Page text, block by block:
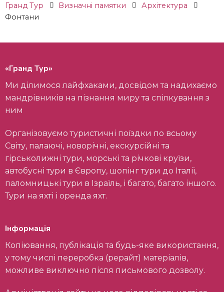
Гранд Тур Визначні памятки
Архітектура
Фонтани
«Гранд Тур»
Ми ділимося лайфхаками, досвідом та надихаємо
мандрівників на пізнання миру та спілкування з
ним
Організовуємо туристичні поїздки по всьому
Світу, палаючі, новорічні, екскурсійні та
гірськолижні тури, морські та річкові круїзи,
автобусні тури в Європу, шопінг тури до Італії,
паломницькі тури в Ізраїль, і багато, багато іншого.
Тури на яхті і оренда яхт.
Інформація
Копіювання, публікація та будь-яке використання,
у тому числі переробка (рерайт) матеріалів,
можливе виключно після письмового дозволу.